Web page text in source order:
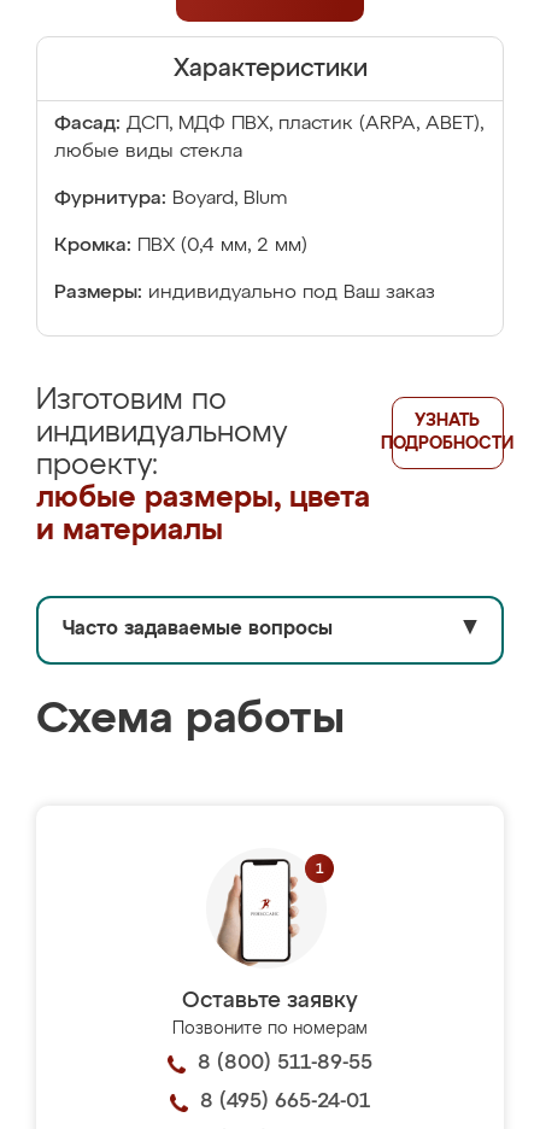
Характеристики
Фасад: ДСП, МДФ ПВХ, пластик (ARPA, ABET),
любые виды стекла
Фурнитура: Boyard, Blum
Кромка: ПВХ (0,4 мм, 2 мм)
Размеры: индивидуально под Ваш заказ
Изготовим по
индивидуальному
проекту:
любые размеры, цвета
и материалы
УЗНАТЬ
ПОДРОБНОСТИ
Часто задаваемые вопросы ▼
Схема работы
Оставьте заявку
Позвоните по номерам
8 (800) 511-89-55
8 (495) 665-24-01